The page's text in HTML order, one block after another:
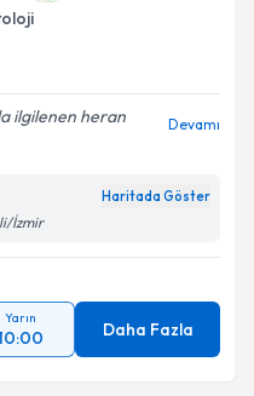
ilgilenen heran
Devamı
Haritada Göster
İzmir
Yarın
Daha Fazla